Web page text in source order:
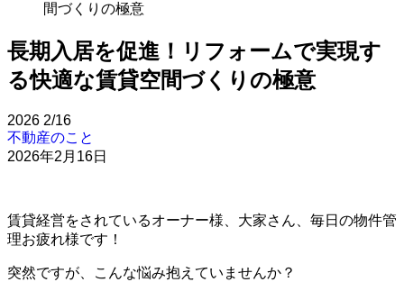
間づくりの極意
長期入居を促進！リフォームで実現す
る快適な賃貸空間づくりの極意
2026 2/16
不動産のこと
2026年2月16日
賃貸経営をされているオーナー様、大家さん、毎日の物件管
理お疲れ様です！
突然ですが、こんな悩み抱えていませんか？